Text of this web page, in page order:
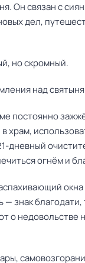
Он связан с
дел,
но скромный.
над
постоянно
храм,
дневный
огнём и
знак благодати,
о недовольстве